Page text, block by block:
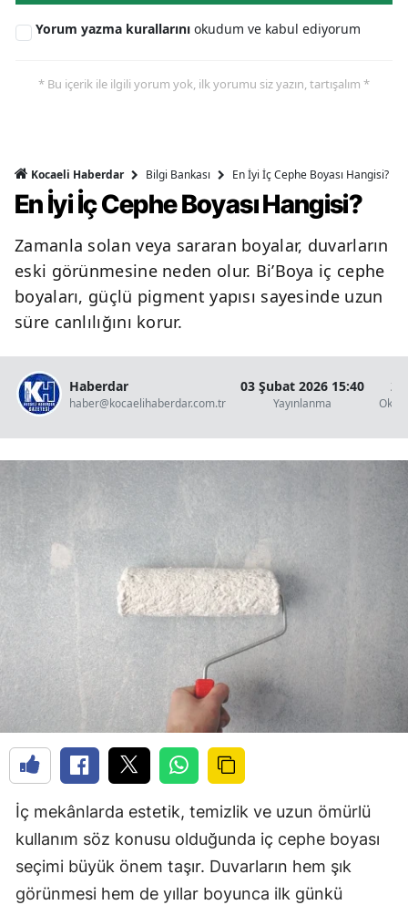
Yorum yazma kurallarını okudum ve kabul ediyorum
* Bu içerik ile ilgili yorum yok, ilk yorumu siz yazın, tartışalım *
Kocaeli Haberdar Bilgi Bankası En İyi İç Cephe Boyası Hangisi?
En İyi İç Cephe Boyası Hangisi?
Zamanla solan veya sararan boyalar, duvarların
eski görünmesine neden olur. Bi’Boya iç cephe
boyaları, güçlü pigment yapısı sayesinde uzun
süre canlılığını korur.
Haberdar
haber@kocaelihaberdar.com.tr
03 Şubat 2026 15:40
Yayınlanma
2
İç mekânlarda estetik, temizlik ve uzun ömürlü
kullanım söz konusu olduğunda iç cephe boyası
seçimi büyük önem taşır. Duvarların hem şık
görünmesi hem de yıllar boyunca ilk günkü